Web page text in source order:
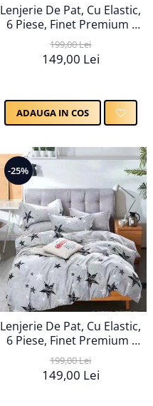
Lenjerie De Pat, Cu Elastic,
6 Piese, Finet Premium -
LPBF6PE4
199,00 Lei
149,00 Lei
ADAUGA IN COS
-25%
Lenjerie De Pat, Cu Elastic,
6 Piese, Finet Premium -
LPBF6PE8
199,00 Lei
149,00 Lei